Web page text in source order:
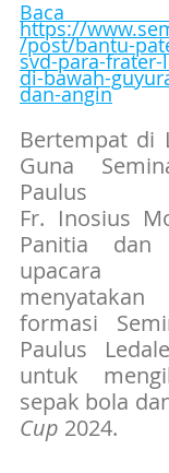
https://
/post/bantu-
svd-para-
di-bawah-
dan-angin
Bertempat di
Guna
Paulus
Fr. Inosius
Panitia
upacara
formasi
Paulus
untuk
sepak bola
Cup 2024.